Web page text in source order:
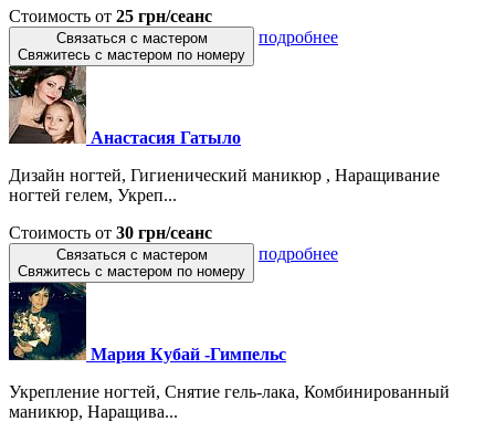
Стоимость от 25 грн/сеанс
Связаться с мастером
Свяжитесь с мастером по номеру
подробнее
Анастасия Гатыло
Дизайн ногтей, Гигиенический маникюр , Наращивание
ногтей гелем, Укреп...
Стоимость от 30 грн/сеанс
Связаться с мастером
Свяжитесь с мастером по номеру
подробнее
Мария Кубай -Гимпельс
Укрепление ногтей, Снятие гель-лака, Комбинированный
маникюр, Наращива...